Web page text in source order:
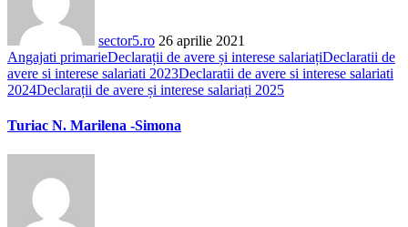
sector5.ro 26 aprilie 2021
Angajati primarieDeclarații de avere și interese salariațiDeclaratii de
avere si interese salariati 2023Declaratii de avere si interese salariati
2024Declarații de avere și interese salariați 2025
Turiac N. Marilena -Simona